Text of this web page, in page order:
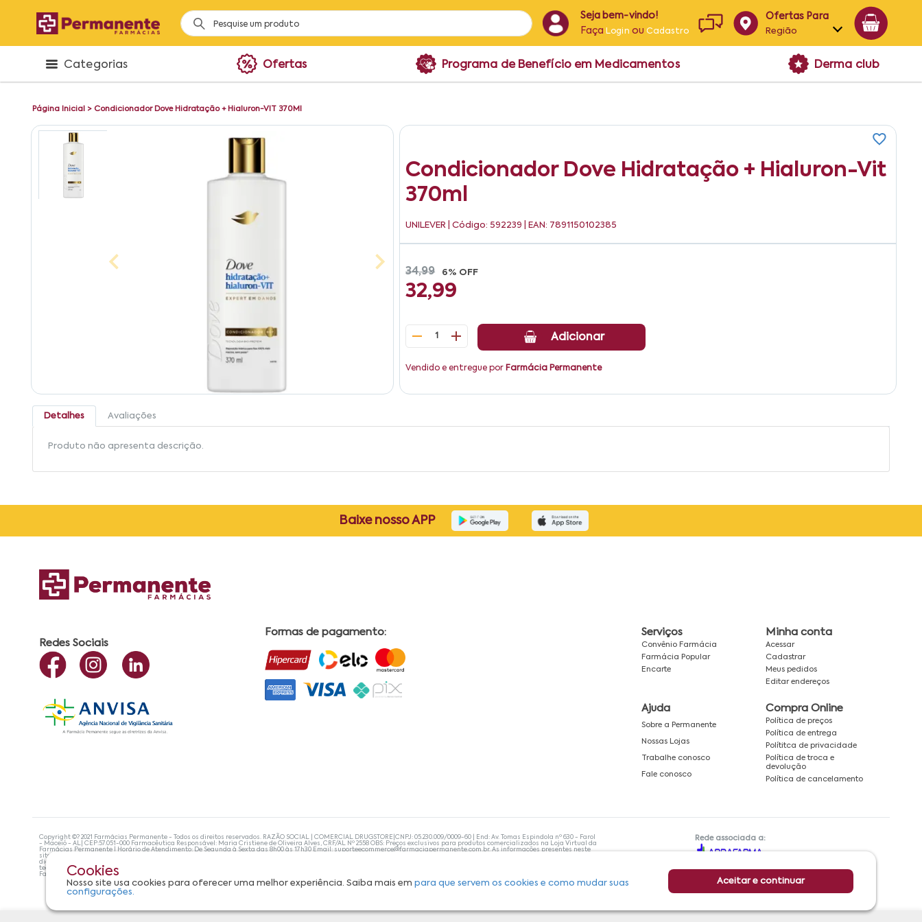
Seja bem-vindo!
Faça Login ouCadastro
Ofertas Para
Região
Alagoas
Categorias Ofertas Programa de Benefício em Medicamentos Derma club
Página Inicial > Condicionador Dove Hidratação + Hialuron-VIT 370Ml
Condicionador Dove Hidratação + Hialuron-Vit
370ml
UNILEVER | Código: 592239 | EAN: 7891150102385
34,99 6% OFF
32,99
1 Adicionar
Vendido e entregue por Farmácia Permanente
Detalhes Avaliações
Produto não apresenta descrição.
Cookies
Nosso site usa cookies para oferecer uma melhor experiência. Saiba mais empara que servem os cookies e como mudar suas
configurações.
Aceitar e continuar
Baixe nosso APP
Redes Sociais
Formas de pagamento: Serviços
Convênio Farmácia
Farmácia Popular
Encarte
Minha conta
Acessar
Cadastrar
Meus pedidos
Editar endereços
Ajuda
Sobre a Permanente
Nossas Lojas
Trabalhe conosco
Fale conosco
Compra Online
Política de preços
Política de entrega
Polítitca de privacidade
Política de troca e
devolução
Política de cancelamento
Copyright ©? 2021 Farmácias Permanente - Todos os direitos reservados. RAZÃO SOCIAL | COMERCIAL DRUGSTORE|CNPJ: 05.230.009/0009-60 | End: Av. Tomas Espindola nº 630 - Farol
- Maceió - AL| CEP:57.051-000 Farmacêutica Responsável: Maria Cristiene de Oliveira Alves, CRF/AL Nº 2558 OBS: Preços exclusivos para produtos comercializados na Loja Virtual da
Farmácias Permanente | Horário de Atendimento: De Segunda à Sexta das 8h00 às 17h30 Email: suporteecommerce@farmaciapermanente.com.br. As informações presentes neste
site não devem ser utilizadas para automedicação e, de forma alguma, substituem as orientações de um profissional da área médica. Apenas o médico está capacitado para
diagnosticar problemas de saúde e prescrever o tratamento adequado. Se os sintomas persistirem, um médico deve ser consultado. A Farmácia Permanente trabalha com as
tecnologias mais avançadas de proteção de dados, para que você possa realizar suas compras com tranquilidade. A privacidade e a segurança dos clientes são compromissos da
Farmácias Permanente. Todos os pedidos efetuados estão sujeitos à confirmação da disponibilidade de produto em nosso estoque.
Rede associada a: